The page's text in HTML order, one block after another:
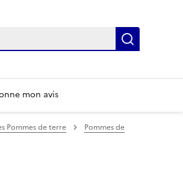
mon avis
Pommes de terre
Pommes de